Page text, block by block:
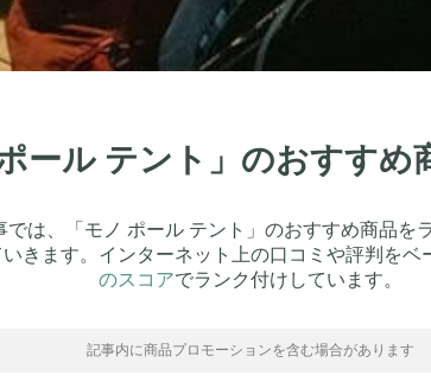
ポール テント」のおすす
では、「モノ ポール テント」のおすすめ商品を
きます。インターネット上の口コミや評判をベ
のスコアでランク付けしています。
記事内に商品プロモーションを含む場合があります